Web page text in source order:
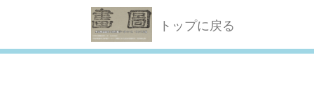
トップに戻る